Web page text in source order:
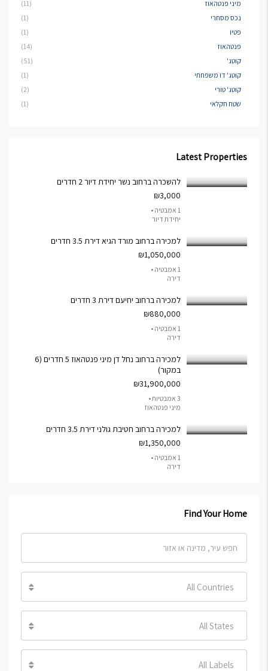
מיני פנטהאוז
(11)
נכס מסחרי
(1)
פטיו
(1)
פנטהאוז
(14)
קוטג'
(51)
קוטג' דו משפחתי
(1)
קוטג' טורי
(2)
שטח חקלאי
(1)
Latest Properties
להשכרה ברחוב נשר יחידת דיור 2 חדרים
₪3,000
1 אמבטיה •
יחידת דיור
למכירה ברחוב מורד הגיא דירת 3.5 חדרים
₪1,050,000
1 אמבטיה •
דירה
למכירה ברחוב יחיעם דירת 3 חדרים
₪880,000
1 אמבטיה •
דירה
למכירה ברחוב נחל דן מיני פנטהאוז 5 חדרים (6
במקור)
₪31,900,000
3 אמבטיות •
מיני פנטהאוז
למכירה ברחוב חטיבת גולני דירת 3.5 חדרים
₪1,350,000
1 אמבטיה •
דירה
Find Your Home
All Countries
All States
All Labels